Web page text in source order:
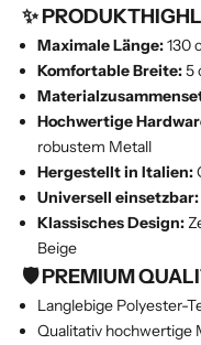
✨
Maximale Länge:130
Komfortable Breite:5
Hochwertige
robustem Metall
Hergestellt in Italien:
Universell einsetzbar:
Klassisches Design:
Beige
🛡️ PREMIUM
Langlebige Polyester-
Qualitativ hochwertige